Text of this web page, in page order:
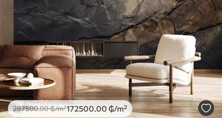
287500.00₲/m²172500 .00 ₲/m²